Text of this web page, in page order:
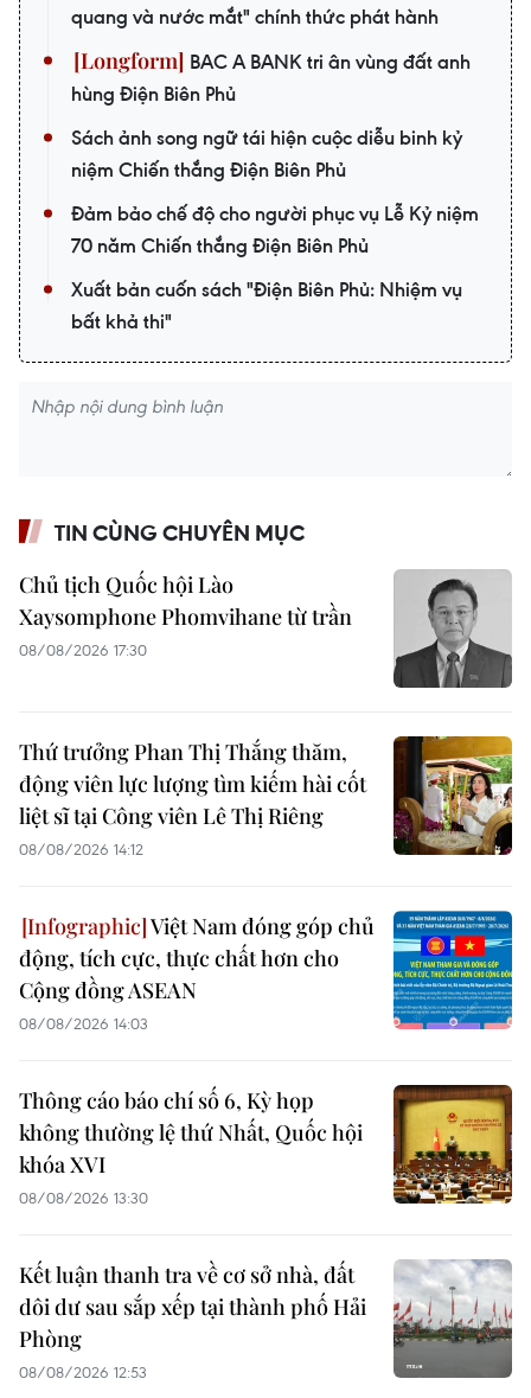
quang và nước mắt" chính thức phát hành
BAC A BANK tri ân vùng đất anh
hùng Điện Biên Phủ
Sách ảnh song ngữ tái hiện cuộc diễu binh kỷ
niệm Chiến thắng Điện Biên Phủ
Đảm bảo chế độ cho người phục vụ Lễ Kỷ niệm
70 năm Chiến thắng Điện Biên Phủ
Xuất bản cuốn sách "Điện Biên Phủ: Nhiệm vụ
bất khả thi"
TIN CÙNG CHUYÊN MỤC
Chủ tịch Quốc hội Lào
Xaysomphone Phomvihane từ trần
08/08/2026 17:30
Thứ trưởng Phan Thị Thắng thăm,
động viên lực lượng tìm kiếm hài cốt
liệt sĩ tại Công viên Lê Thị Riêng
08/08/2026 14:12
Việt Nam đóng góp chủ
động, tích cực, thực chất hơn cho
Cộng đồng ASEAN
08/08/2026 14:03
Thông cáo báo chí số 6, Kỳ họp
không thường lệ thứ Nhất, Quốc hội
khóa XVI
08/08/2026 13:30
Kết luận thanh tra về cơ sở nhà, đất
dôi dư sau sắp xếp tại thành phố Hải
Phòng
08/08/2026 12:53